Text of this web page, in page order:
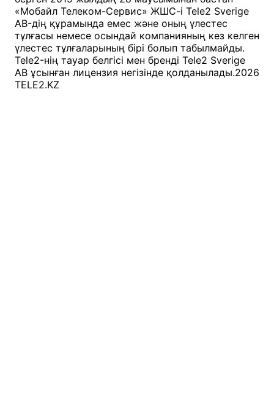
«Мобайл Телеком-Сервис» ЖШС-і Tele2 Sverige
AB-дің құрамында емес және оның үлестес
тұлғасы немесе осындай компанияның кез келген
үлестес тұлғаларының бірі болып табылмайды.
Tele2-нің тауар белгісі мен бренді Tele2 Sverige
AB ұсынған лицензия негізінде қолданылады.2026
TELE2.KZ